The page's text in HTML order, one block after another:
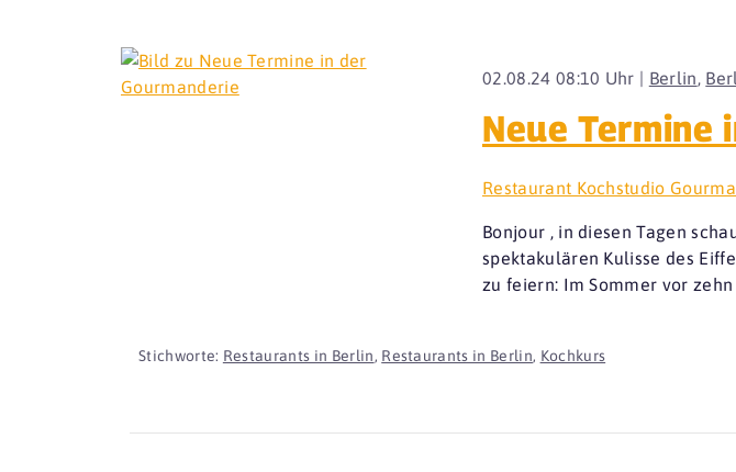
02.08.24 08:10 Uhr | Berlin,
Neue Termine
Restaurant Kochstudio
Bonjour , in diesen Tagen
spektakulären Kulisse des
zu feiern: Im Sommer vor
Stichworte: Restaurants in Berlin, Restaurants in Berlin, Kochkurs